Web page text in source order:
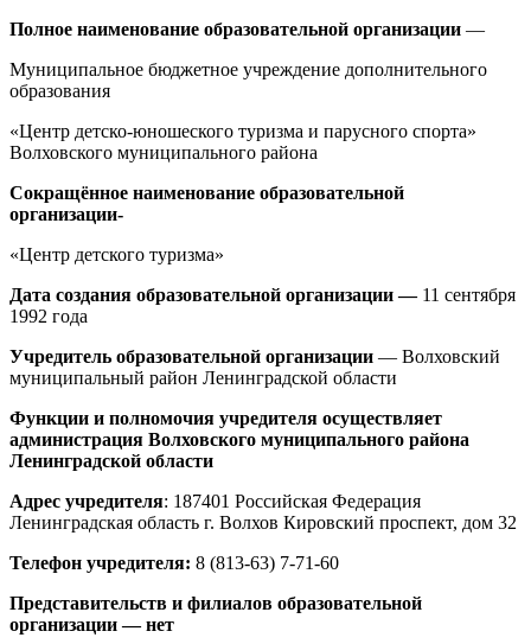
Полное наименование образовательной организации —
Муниципальное бюджетное учреждение дополнительного
образования
«Центр детско-юношеского туризма и парусного спорта»
Волховского муниципального района
Сокращённое наименование образовательной
организации-
«Центр детского туризма»
Дата создания образовательной организации —11 сентября
1992 года
Учредитель образовательной организации — Волховский
муниципальный район Ленинградской области
Функции и полномочия учредителя осуществляет
администрация Волховского муниципального района
Ленинградской области
Адрес учредителя: 187401 Российская Федерация
Ленинградская область г. Волхов Кировский проспект, дом 32
Телефон учредителя: 8 (813-63) 7-71-60
Представительств и филиалов образовательной
организации — нет